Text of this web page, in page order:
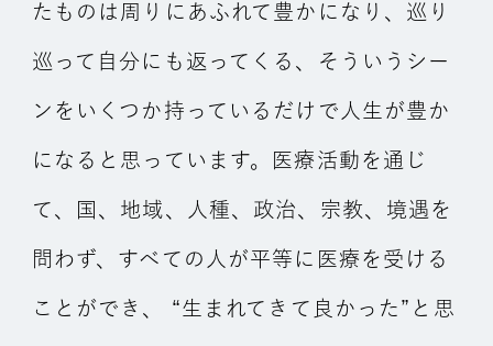
たものは周りにあふれて豊かになり、巡り
巡って自分にも返ってくる、そういうシー
ンをいくつか持っているだけで人生が豊か
になると思っています。医療活動を通じ
て、国、地域、人種、政治、宗教、境遇を
問わず、すべての人が平等に医療を受ける
ことができ、 “生まれてきて良かった”と思